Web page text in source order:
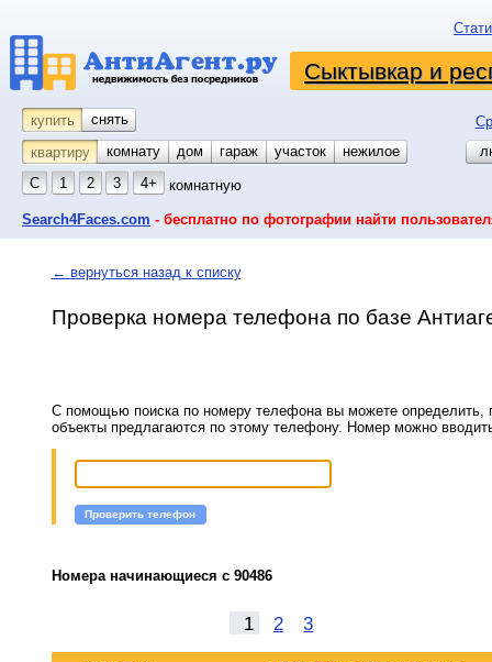
Сыктывкар и
купить снять
квартиру
комнату койко-место
дом гараж участок
нежилое
С
1 2 3 4+ комнатную
Search4Faces.com - бесплатно по фотографии найти
← вернуться назад к списку
Проверка номера телефона по базе
С помощью поиска по номеру телефона вы можете определить,
объекты предлагаются по этому телефону. Номер можно
Проверить телефон
Номера начинающиеся с 90486
1 2 3